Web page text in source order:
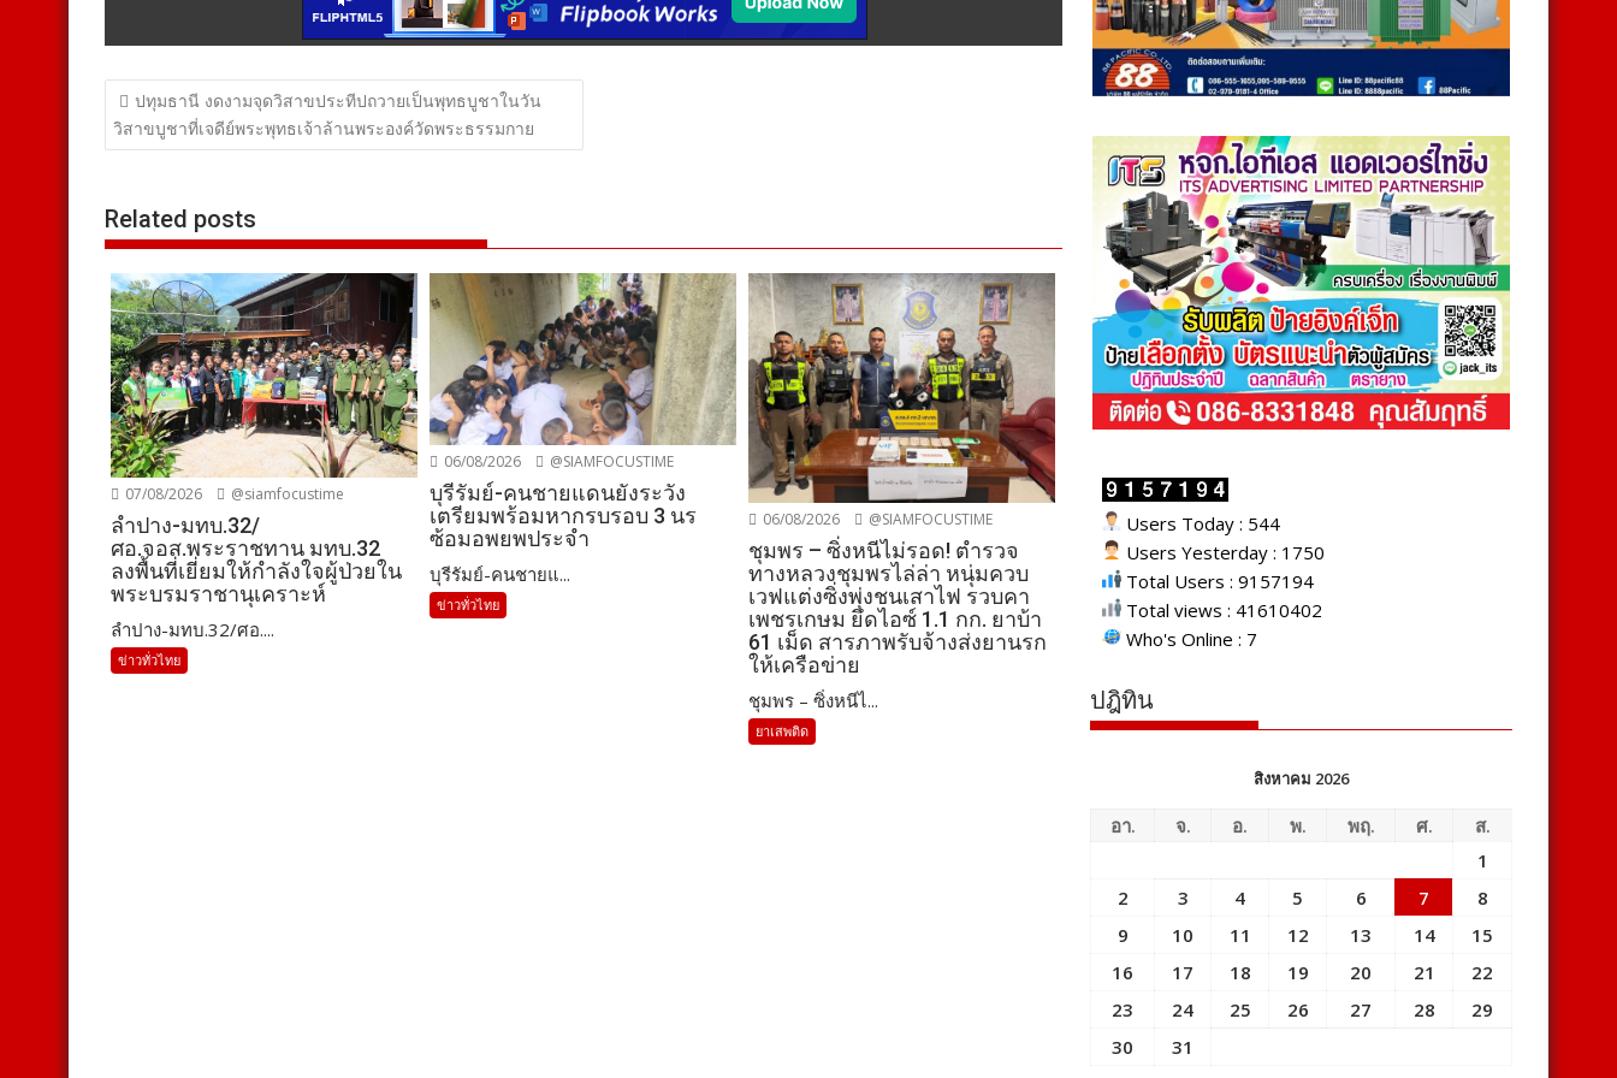
แนะแนว
เรื่อง
ปทุมธานี งดงามจุดวิสาขประทีปถวายเป็นพุทธบูชาในวัน
วิสาขบูชาที่เจดีย์พระพุทธเจ้าล้านพระองค์วัดพระธรรมกาย
Related posts
07/08/2026 @siamfocustime
ลำปาง-มทบ.32/
ศอ.จอส.พระราชทาน มทบ.32
ลงพื้นที่เยี่ยมให้กำลังใจผู้ป่วยใน
พระบรมราชานุเคราะห์
ลำปาง-มทบ.32/ศอ....
ข่าวทั่วไทย
06/08/2026 @SIAMFOCUSTIME
บุรีรัมย์-คนชายแดนยังระวัง
เตรียมพร้อมหากรบรอบ 3 นร
ซ้อมอพยพประจำ
บุรีรัมย์-คนชายแ...
ข่าวทั่วไทย
06/08/2026 @SIAMFOCUSTIME
ชุมพร – ซิ่งหนีไม่รอด! ตำรวจ
ทางหลวงชุมพรไล่ล่า หนุ่มควบ
เวฟแต่งซิ่งพุ่งชนเสาไฟ รวบคา
เพชรเกษม ยึดไอซ์ 1.1 กก. ยาบ้า
61 เม็ด สารภาพรับจ้างส่งยานรก
ให้เครือข่าย
ชุมพร – ซิ่งหนีไ...
ยาเสพติด
Users Today : 544
Users Yesterday : 1750
Total Users : 9157194
Total views : 41610402
Who's Online : 7
ปฎิทิน
สิงหาคม 2026
อา. จ. อ. พ. พฤ. ศ.
ส.
1
2
3 4 5 6 7
8
9
10 11 12 13 14
15
16
17 18 19 20 21
22
23
24 25 26 27 28
29
30
31